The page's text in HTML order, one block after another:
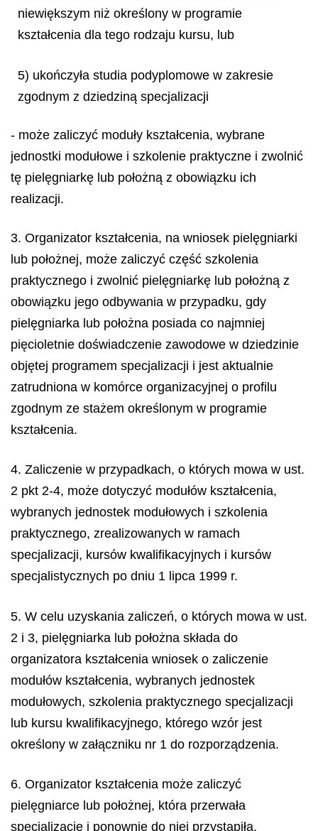
niewiększym niż określony w programie
kształcenia dla tego rodzaju kursu, lub
5) ukończyła studia podyplomowe w zakresie
zgodnym z dziedziną specjalizacji
- może zaliczyć moduły kształcenia, wybrane
jednostki modułowe i szkolenie praktyczne i zwolnić
tę pielęgniarkę lub położną z obowiązku ich
realizacji.
3. Organizator kształcenia, na wniosek pielęgniarki
lub położnej, może zaliczyć część szkolenia
praktycznego i zwolnić pielęgniarkę lub położną z
obowiązku jego odbywania w przypadku, gdy
pielęgniarka lub położna posiada co najmniej
pięcioletnie doświadczenie zawodowe w dziedzinie
objętej programem specjalizacji i jest aktualnie
zatrudniona w komórce organizacyjnej o profilu
zgodnym ze stażem określonym w programie
kształcenia.
4. Zaliczenie w przypadkach, o których mowa w ust.
2 pkt 2-4, może dotyczyć modułów kształcenia,
wybranych jednostek modułowych i szkolenia
praktycznego, zrealizowanych w ramach
specjalizacji, kursów kwalifikacyjnych i kursów
specjalistycznych po dniu 1 lipca 1999 r.
5. W celu uzyskania zaliczeń, o których mowa w ust.
2 i 3, pielęgniarka lub położna składa do
organizatora kształcenia wniosek o zaliczenie
modułów kształcenia, wybranych jednostek
modułowych, szkolenia praktycznego specjalizacji
lub kursu kwalifikacyjnego, którego wzór jest
określony w załączniku nr 1 do rozporządzenia.
6. Organizator kształcenia może zaliczyć
pielęgniarce lub położnej, która przerwała
specjalizację i ponownie do niej przystąpiła,